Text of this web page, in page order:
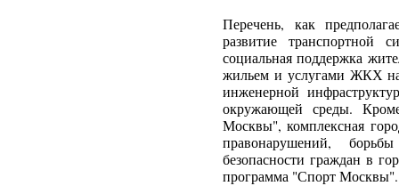
Перечень, как
развитие транспортной
социальная поддержка
жильем и услугами ЖКХ
инженерной
окружающей среды.
Москвы", комплексная
правонарушений,
безопасности граждан в
программа "Спорт Москвы".